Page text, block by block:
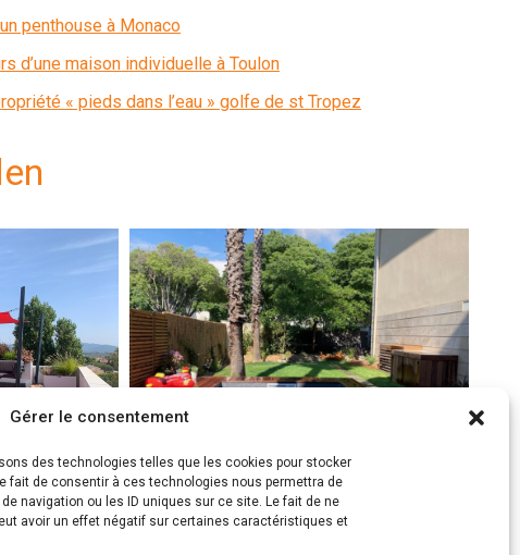
Gérer le consentement
des technologies telles que les cookies pour stocker
fait de consentir à ces technologies nous permettra de
navigation ou les ID uniques sur ce site. Le fait de ne
avoir un effet négatif sur certaines caractéristiques et
penthouse à Monaco
d’une maison individuelle à Toulon
« pieds dans l’eau » golfe de st Tropez
Piscines